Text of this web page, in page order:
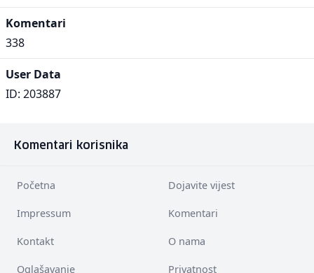
Komentari
338
User Data
ID: 203887
Komentari korisnika
Početna Dojavite vijest
Impressum Komentari
Kontakt O nama
Oglašavanje Privatnost